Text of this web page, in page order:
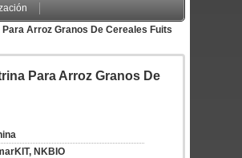
Arroz Granos De Cereales Fuits
Para Arroz Granos De
NKBIO